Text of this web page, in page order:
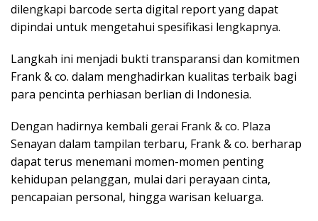
dilengkapi barcode serta digital report yang dapat
dipindai untuk mengetahui spesifikasi lengkapnya.
Langkah ini menjadi bukti transparansi dan komitmen
Frank & co. dalam menghadirkan kualitas terbaik bagi
para pencinta perhiasan berlian di Indonesia.
Dengan hadirnya kembali gerai Frank & co. Plaza
Senayan dalam tampilan terbaru, Frank & co. berharap
dapat terus menemani momen-momen penting
kehidupan pelanggan, mulai dari perayaan cinta,
pencapaian personal, hingga warisan keluarga.